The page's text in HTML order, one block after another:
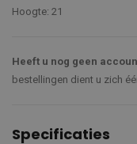
Hoogte: 21
Heeft u nog geen
bestellingen dient u zich
Specificaties